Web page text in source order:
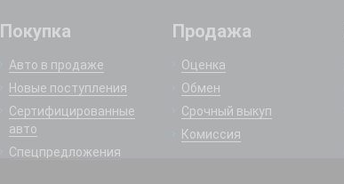
Покупка
Авто в продаже
Новые поступления
Сертифицированные
авто
Спецпредложения
Продажа
Оценка
Обмен
Срочный выкуп
Комиссия